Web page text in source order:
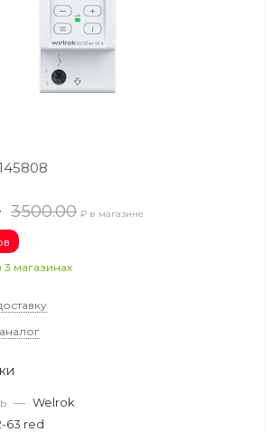
3500.00 ₽ в магазине
3 магазинах
— Welrok
63 red